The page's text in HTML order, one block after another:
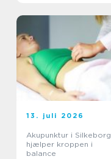
13. juli 2026
Akupunktur i Silkeborg
hjælper kroppen i
balance